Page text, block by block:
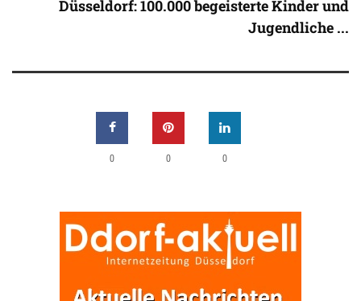
Düsseldorf: 100.000 begeisterte Kinder und
Jugendliche ...
0 0 0